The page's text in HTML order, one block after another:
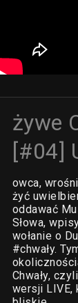
żywe
[#04]
owca,
żyć
oddawać
Słowa,
wołanie o
#chwały.
Chwały,
wersji LIVE,